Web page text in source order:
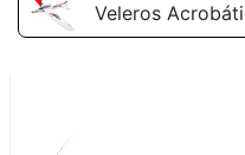
Veleros